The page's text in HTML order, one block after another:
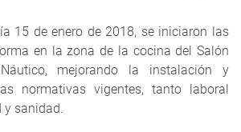
15 de enero de 2018, se iniciaron las
en la zona de la cocina del Salón
mejorando la instalación y
normativas vigentes, tanto laboral
y sanidad.